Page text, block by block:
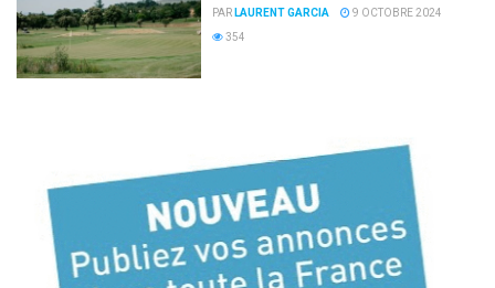
PAR LAURENT GARCIA
9 OCTOBRE 2024
354